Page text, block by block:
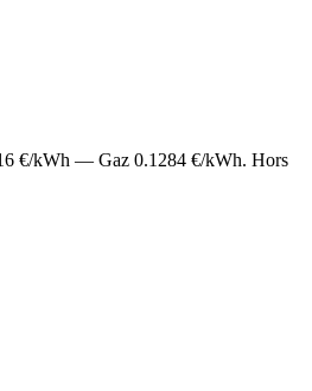
€/kWh — Gaz 0.1284 €/kWh. Hors